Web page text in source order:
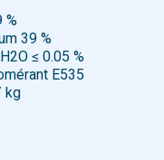
%
39 %
≤ 0.05 %
E535
kg